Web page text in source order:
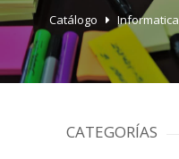
Catálogo Informatica
CATEGORÍAS